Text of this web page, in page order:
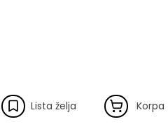
Lista želja Korpa